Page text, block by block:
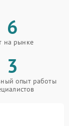
6
на рынке
3
опыт работы